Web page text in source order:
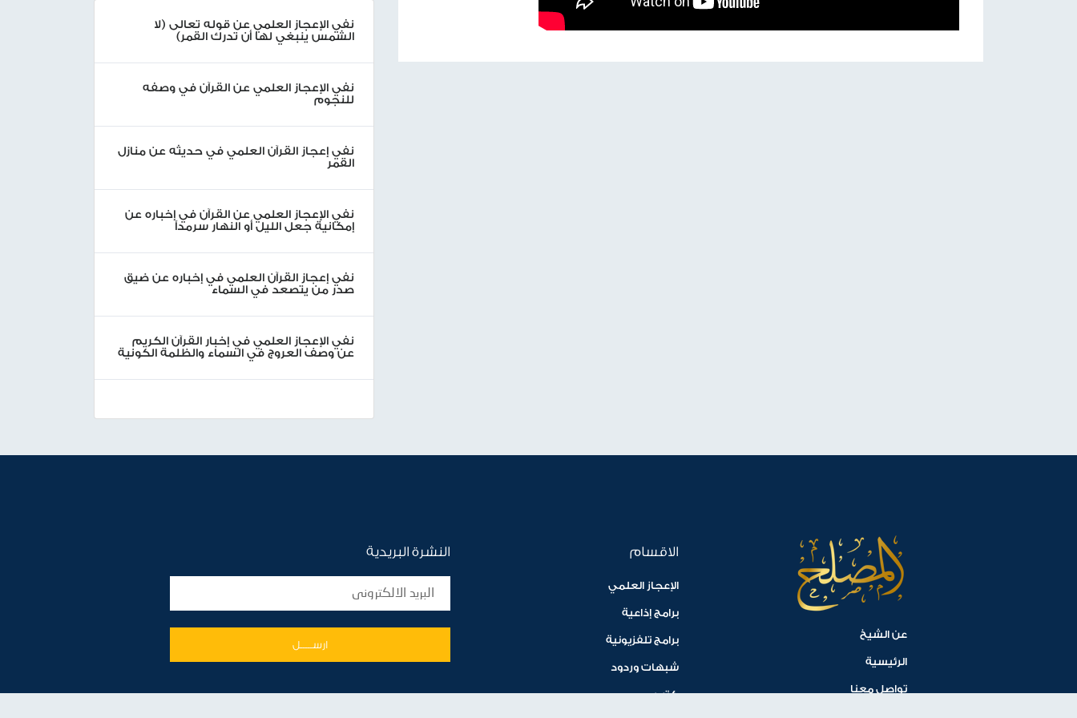
نفي الإعجاز العلمي عن قوله تعالى (لا
الشمس ينبغي لها أن تدرك القمر)
نفي الإعجاز العلمي عن القرآن في وصفه
للنجوم
نفي إعجاز القرآن العلمي في حديثه عن منازل
القمر
نفي الإعجاز العلمي عن القرآن في إخباره عن
إمكانية جعل الليل أو النهار سرمداً
نفي إعجاز القرآن العلمي في إخباره عن ضيق
صدر من يتصعد في السماء
نفي الإعجاز العلمي في إخبار القرآن الكريم
عن وصف العروج في السماء والظلمة الكونية
عن الشيخ
الرئيسية
تواصل معنا
الاقسام
الإعجاز العلمي
برامج إذاعية
برامج تلفزيونية
شبهات وردود
كتب
النشرة البريدية